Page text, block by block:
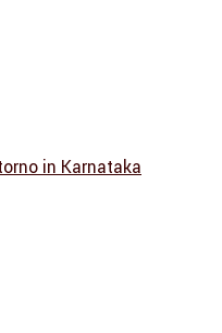
in Karnataka